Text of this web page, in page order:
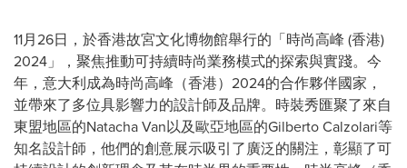
11月26日，於香港故宮文化博物館舉行的「時尚高峰 (香港)
2024」，聚焦推動可持續時尚業務模式的探索與實踐。今
年，意大利成為時尚高峰（香港）2024的合作夥伴國家，
並帶來了多位具影響力的設計師及品牌。時裝秀匯聚了來自
東盟地區的Natacha Van以及歐亞地區的Gilberto Calzolari等
知名設計師，他們的創意展示吸引了廣泛的關注，彰顯了可